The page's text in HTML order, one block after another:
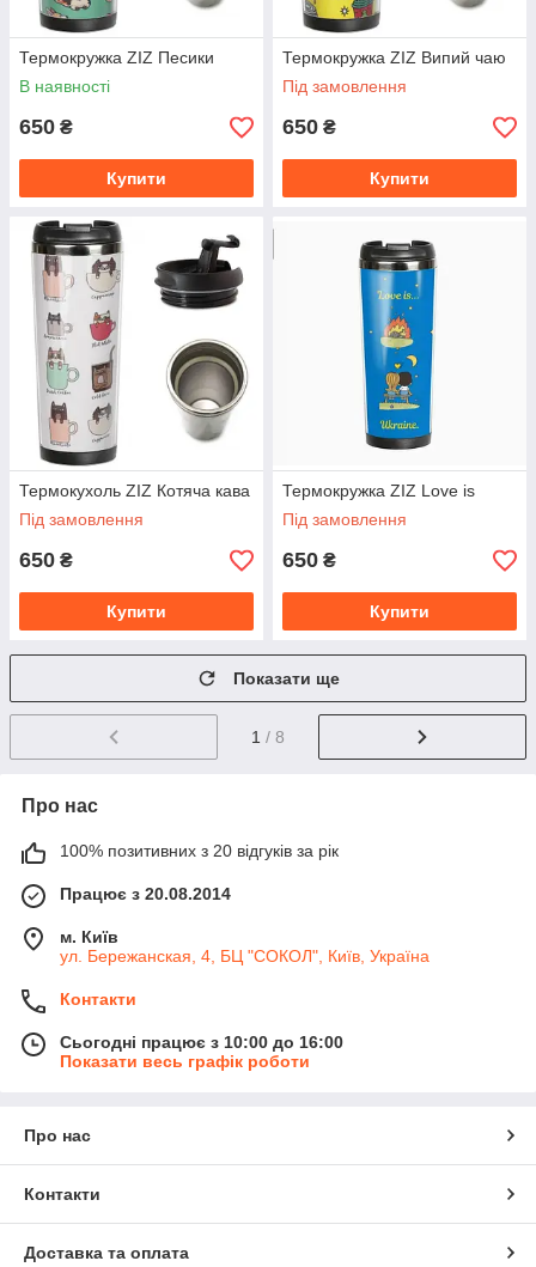
Термокружка ZIZ Песики
В наявності
650 ₴
Купити
Термокружка ZIZ Випий чаю
Під замовлення
650 ₴
Купити
Термокухоль ZIZ Котяча кава
Під замовлення
650 ₴
Купити
Термокружка ZIZ Love is
Під замовлення
650 ₴
Купити
Показати ще
1 / 8
Про нас
100% позитивних з 20 відгуків за рік
Працює з 20.08.2014
м. Київ
ул. Бережанская, 4, БЦ "СОКОЛ", Київ, Україна
Контакти
Сьогодні працює з 10:00 до 16:00
Показати весь графік роботи
Про нас
Контакти
Доставка та оплата